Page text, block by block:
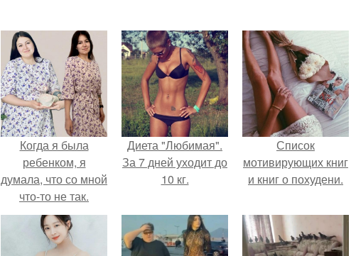
Когда я была
ребенком, я
думала, что со мной
что-то не так.
Диета "Любимая".
За 7 дней уходит до
10 кг.
Список
мотивирующих книг
и книг о похудени.